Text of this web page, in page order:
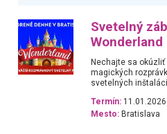
Svetelný
Wonderland
Nechajte sa okúzliť
magických
svetelných
Termín:
Mesto: Bratislava